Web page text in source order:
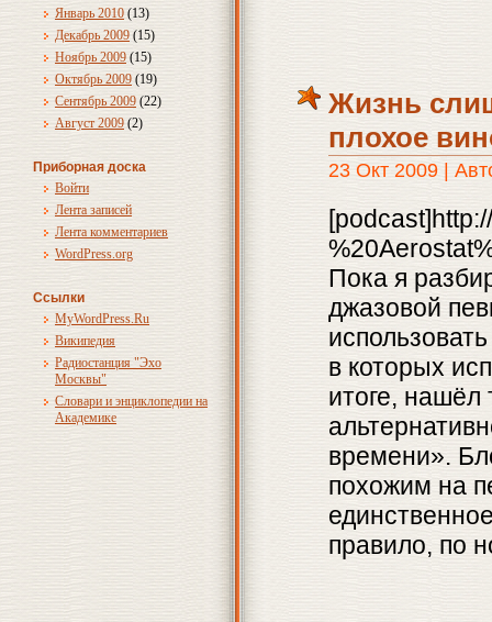
Январь 2010 (13)
Декабрь 2009 (15)
Ноябрь 2009 (15)
Октябрь 2009 (19)
Сентябрь 2009 (22)
Август 2009 (2)
Приборная доска
Войти
Лента записей
Лента комментариев
WordPress.org
Ссылки
MyWordPress.Ru
Википедия
Радиостанция "Эхо
Москвы"
Словари и энциклопедии на
Академике
Жизнь
плохое
23 Окт 2009 |
Пока я
джазовой
в которых
итоге, нашёл
времени».
похожим на
правило, по